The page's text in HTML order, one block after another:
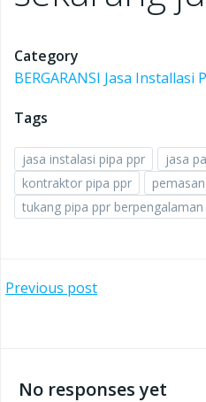
Category
BERGARANSI Jasa Installasi
Tags
jasa instalasi pipa ppr
jasa
kontraktor pipa ppr
tukang pipa ppr berpengalaman
Post
Previous post
navigation
No responses yet